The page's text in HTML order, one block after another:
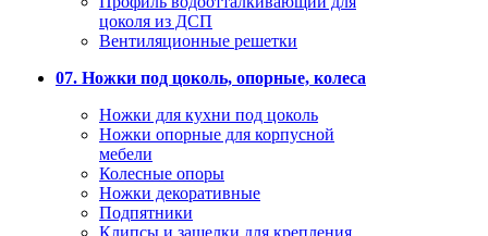
цоколя из ДСП
Вентиляционные решетки
07. Ножки под цоколь, опорные, колеса
Ножки для кухни под цоколь
Ножки опорные для корпусной
мебели
Колесные опоры
Ножки декоративные
Подпятники
Клипсы и защелки для крепления